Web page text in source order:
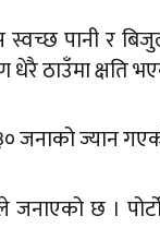
पानी र
ठाउँमा क्षति
जनाको ज्यान
छ ।